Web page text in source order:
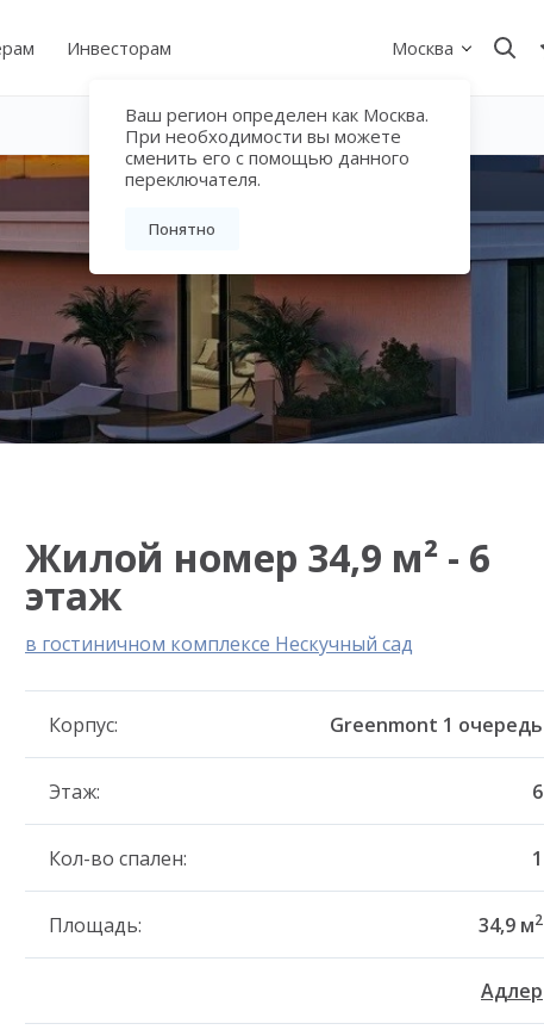
Инвесторам Москва
Ваш регион определен как Москва.
При необходимости вы можете
сменить его с помощью данного
переключателя.
Понятно
Жилой номер 34,9 м² - 6
этаж
в гостиничном комплексе Нескучный сад
Корпус: Greenmont 1 очередь
Этаж: 6
Кол-во спален: 1
Площадь: 34,9 м2
Адлер